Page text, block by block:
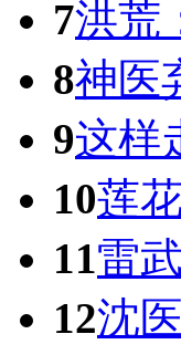
7洪荒
8神医
9这样
10莲
11雷武
12沈